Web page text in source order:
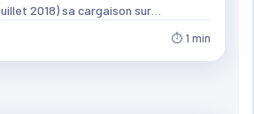
2018) sa cargaison sur…
⏱ 1 min